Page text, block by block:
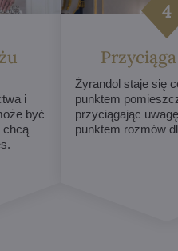
i
być
chcą
Żyrandol staje się
punktem
przyciągając
punktem rozmów